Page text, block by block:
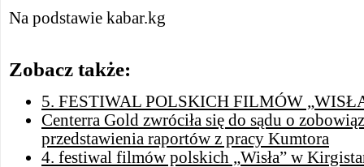
Na podstawie kabar.kg
Zobacz także:
5. FESTIWAL POLSKICH FILMÓW
Centerra Gold zwróciła się do sądu o
przedstawienia raportów z pracy Kumtora
4. festiwal filmów polskich „Wisła” w